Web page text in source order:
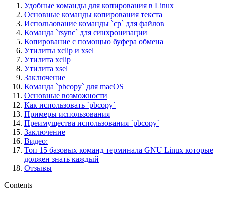
Удобные команды для копирования в Linux
Основные команды копирования текста
Использование команды `cp` для файлов
Команда `rsync` для синхронизации
Копирование с помощью буфера обмена
Утилиты xclip и xsel
Утилита xclip
Утилита xsel
Заключение
Команда `pbcopy` для macOS
Основные возможности
Как использовать `pbcopy`
Примеры использования
Преимущества использования `pbcopy`
Заключение
Видео:
Топ 15 базовых команд терминала GNU Linux которые
должен знать каждый
Отзывы
Contents